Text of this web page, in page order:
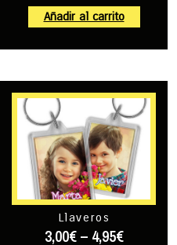
Añadir al carrito
Llaveros
3,00€– 4,95€